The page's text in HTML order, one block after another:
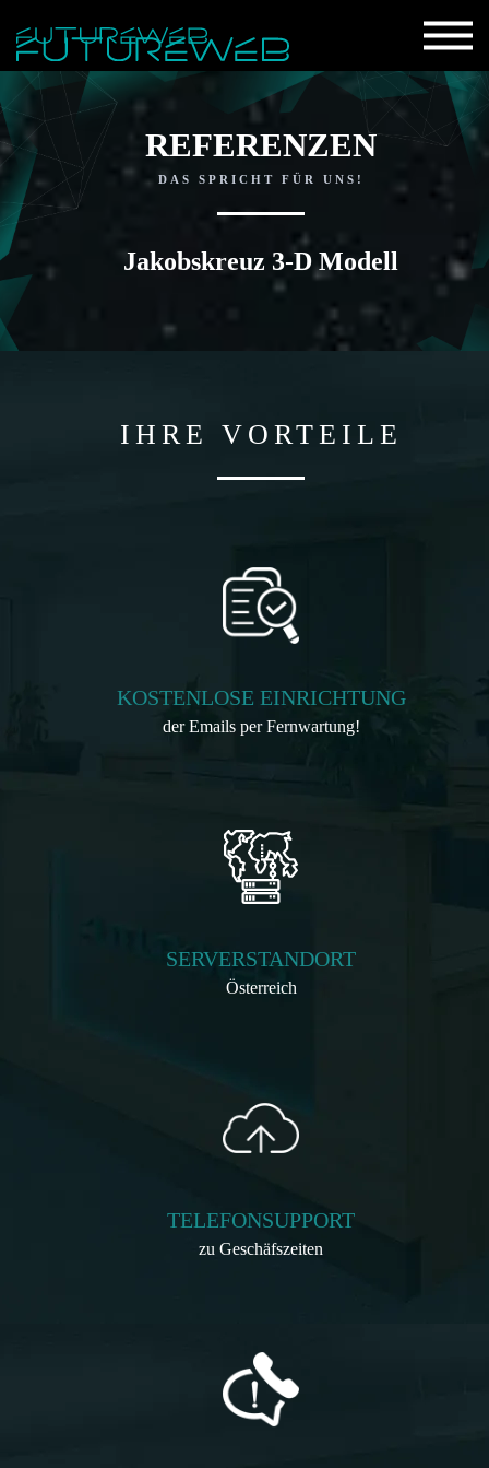
REFERENZEN
DAS SPRICHT FÜR UNS!
Jakobskreuz 3-D Modell
IHRE VORTEILE
KOSTENLOSE EINRICHTUNG
der Emails per Fernwartung!
SERVERSTANDORT
Österreich
TELEFONSUPPORT
zu Geschäfszeiten